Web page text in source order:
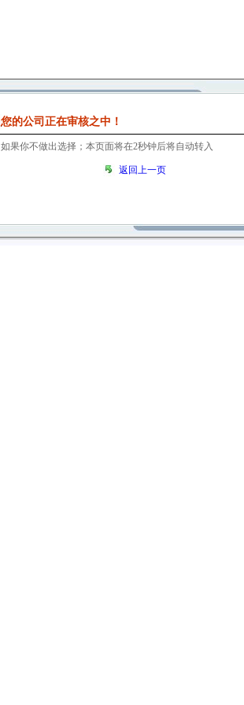
您的公司正在审核之中！
如果你不做出选择；本页面将在1秒钟后将自动转入
返回上一页